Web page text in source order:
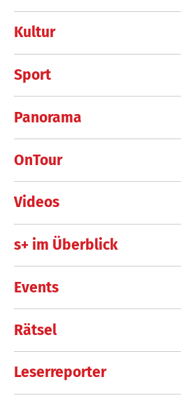
Kultur
Sport
Panorama
OnTour
Videos
s+ im Überblick
Events
Rätsel
Leserreporter